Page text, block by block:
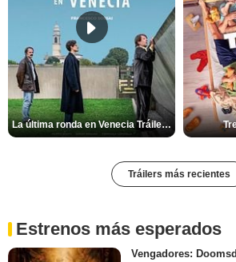
La última ronda en Venecia Tráiler VOSE
Tráilers más recientes
Estrenos más esperados
Vengadores: